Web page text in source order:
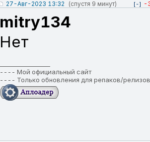
27-Авг-2023 13:32 (спустя 9 минут) [-] -
mitry134
Нет
---- Мой официальный сайт
---- Только обновления для репаков/релизов